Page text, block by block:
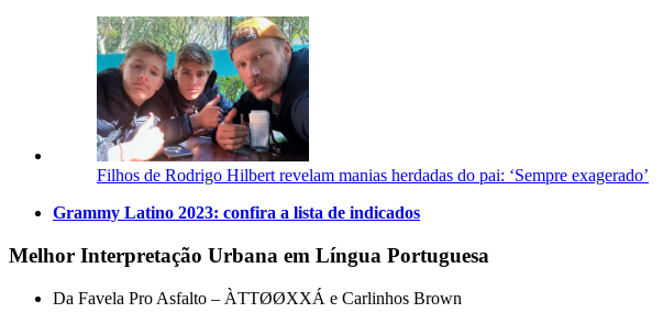
Filhos de Rodrigo Hilbert revelam manias herdadas do pai: ‘Sempre exagerado’
Grammy Latino 2023: confira a lista de indicados
Melhor Interpretação Urbana em Língua Portuguesa
Da Favela Pro Asfalto – ÀTTØØXXÁ e Carlinhos Brown